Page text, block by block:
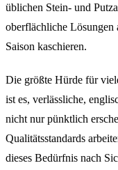
üblichen Stein- und
oberflächliche Lösungen
Saison kaschieren.
Die größte Hürde für
ist es, verlässliche,
nicht nur pünktlich
Qualitätsstandards
dieses Bedürfnis nach